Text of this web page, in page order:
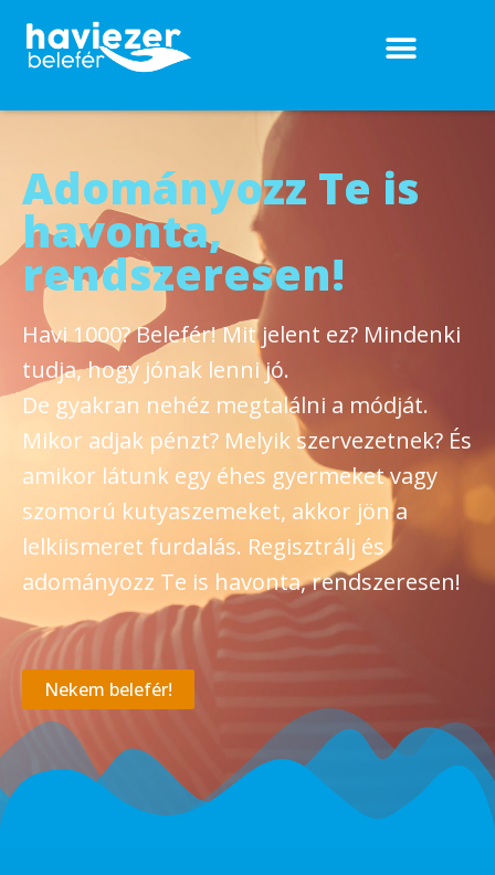
Adományozz Te is
havonta,
rendszeresen!
Havi 1000? Belefér! Mit jelent ez? Mindenki
tudja, hogy jónak lenni jó.
De gyakran nehéz megtalálni a módját.
Mikor adjak pénzt? Melyik szervezetnek? És
amikor látunk egy éhes gyermeket vagy
szomorú kutyaszemeket, akkor jön a
lelkiismeret furdalás. Regisztrálj és
adományozz Te is havonta, rendszeresen!
Nekem belefér!